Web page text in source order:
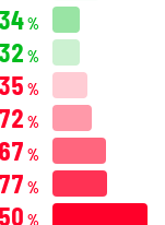
%
%
%
%
%
%
%